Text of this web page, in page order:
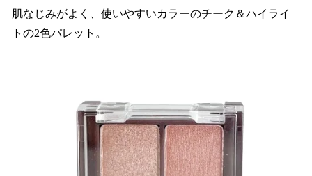
肌なじみがよく、使いやすいカラーのチーク＆ハイライ
トの2色パレット。